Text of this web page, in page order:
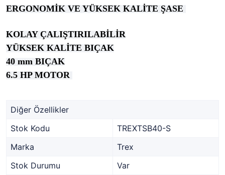
ERGONOMİK VE YÜKSEK KALİTE ŞASE
KOLAY ÇALIŞTIRILABİLİR
YÜKSEK KALİTE BIÇAK
40 mm BIÇAK
6.5 HP MOTOR
Diğer Özellikler
Stok Kodu
TREXTSB40-S
Marka
Trex
Stok Durumu
Var